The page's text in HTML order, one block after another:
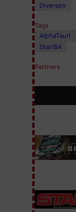
Diversen
Tags
AlphaTauri
Start84
Partners